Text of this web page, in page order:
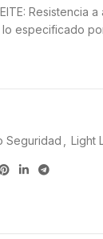
Resistencia
especificado
Seguridad Light